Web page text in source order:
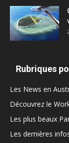
Rubriques
Les News en
Découvrez le
Les plus beaux
Les dernières